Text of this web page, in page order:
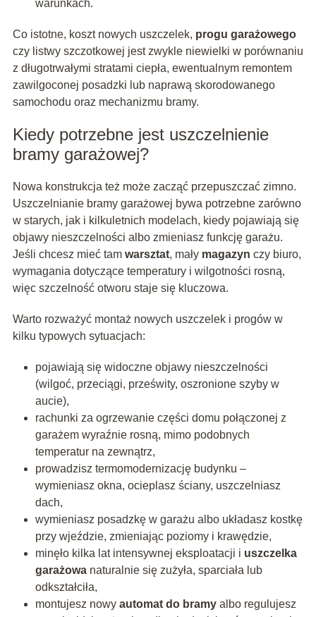
warunkach.
Co istotne, koszt nowych uszczelek, progu garażowego
czy listwy szczotkowej jest zwykle niewielki w porównaniu
z długotrwałymi stratami ciepła, ewentualnym remontem
zawilgoconej posadzki lub naprawą skorodowanego
samochodu oraz mechanizmu bramy.
Kiedy potrzebne jest uszczelnienie
bramy garażowej?
Nowa konstrukcja też może zacząć przepuszczać zimno.
Uszczelnianie bramy garażowej bywa potrzebne zarówno
w starych, jak i kilkuletnich modelach, kiedy pojawiają się
objawy nieszczelności albo zmieniasz funkcję garażu.
Jeśli chcesz mieć tam warsztat, mały magazyn czy biuro,
wymagania dotyczące temperatury i wilgotności rosną,
więc szczelność otworu staje się kluczowa.
Warto rozważyć montaż nowych uszczelek i progów w
kilku typowych sytuacjach:
pojawiają się widoczne objawy nieszczelności
(wilgoć, przeciągi, prześwity, oszronione szyby w
aucie),
rachunki za ogrzewanie części domu połączonej z
garażem wyraźnie rosną, mimo podobnych
temperatur na zewnątrz,
prowadzisz termomodernizację budynku –
wymieniasz okna, ocieplasz ściany, uszczelniasz
dach,
wymieniasz posadzkę w garażu albo układasz kostkę
przy wjeździe, zmieniając poziomy i krawędzie,
minęło kilka lat intensywnej eksploatacji i uszczelka
garażowanaturalnie się zużyła, sparciała lub
odkształciła,
montujesz nowy automat do bramyalbo regulujesz